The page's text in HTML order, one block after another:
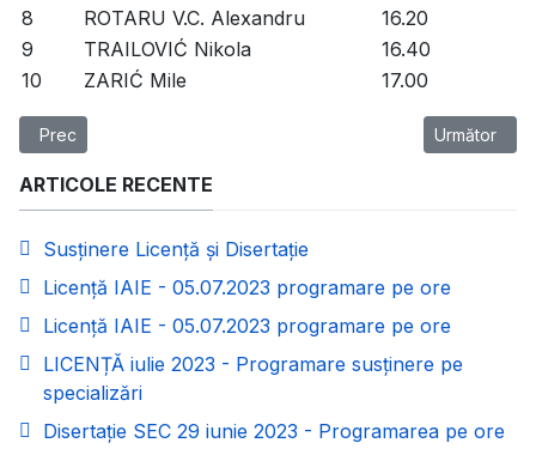
8
ROTARU V.C. Alexandru
16.20
9
TRAILOVIĆ Nikola
16.40
10
ZARIĆ Mile 17.00
Articol precedent: Licență IAIE - 05.07.2023 programare pe ore
Prec Articolul
Următor
ARTICOLE RECENTE
Susținere Licență și Disertație
Licență IAIE - 05.07.2023 programare pe ore
Licență IAIE - 05.07.2023 programare pe ore
LICENȚĂ iulie 2023 - Programare susținere pe
specializări
Disertație SEC 29 iunie 2023 - Programarea pe ore